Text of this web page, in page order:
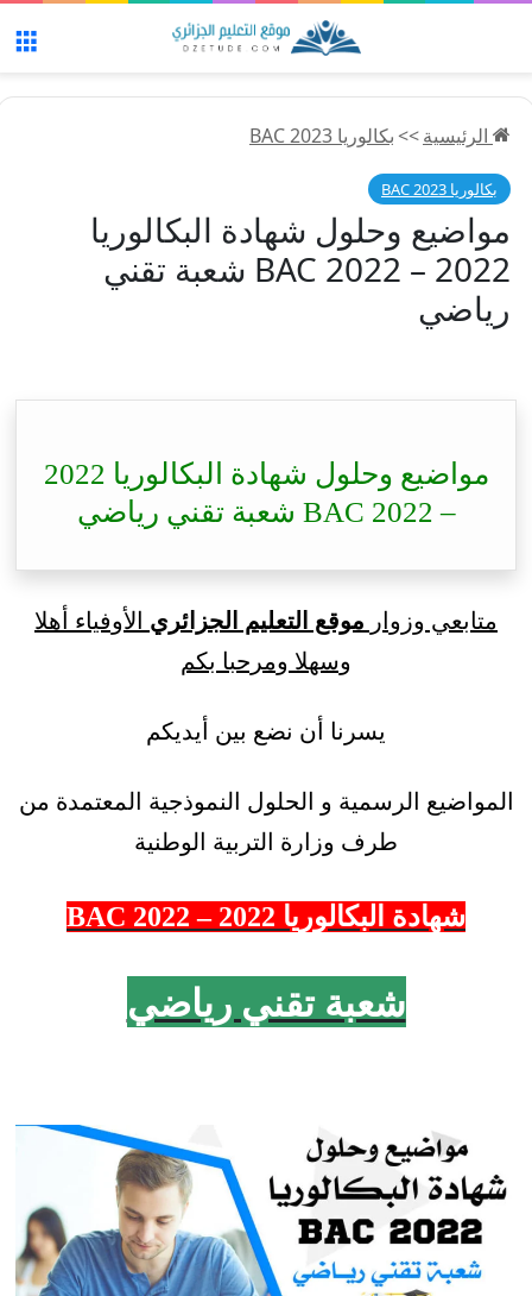
الرئيسية>>بكالوريا 2023 BAC
بكالوريا 2023 BAC
مواضيع وحلول شهادة البكالوريا
2022 – BAC 2022 شعبة تقني
رياضي
مواضيع وحلول شهادة البكالوريا 2022
– BAC 2022 شعبة تقني رياضي
متابعي وزوار موقع التعليم الجزائري الأوفياء أهلا
وسهلا ومرحبا بكم
يسرنا أن نضع بين أيديكم
المواضيع الرسمية و الحلول النموذجية المعتمدة من
طرف وزارة التربية الوطنية
شهادة البكالوريا 2022 – 2022 BAC
شعبة تقني رياضي